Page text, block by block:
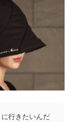
に行きたいんだ